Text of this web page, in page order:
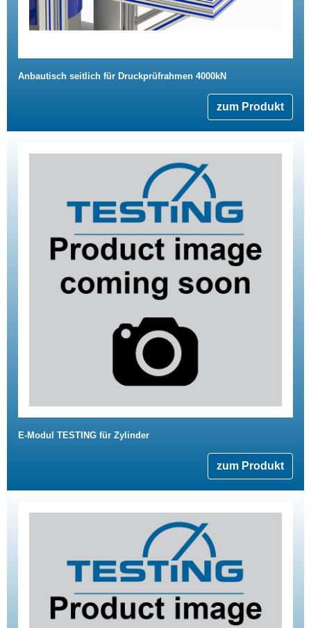
Anbautisch seitlich für Druckprüfrahmen 4000kN
zum Produkt
E-Modul TESTING für Zylinder
zum Produkt